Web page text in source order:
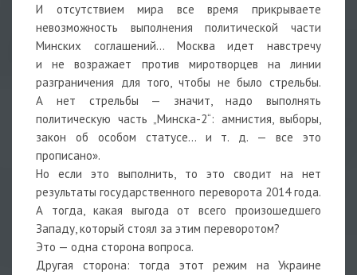
И отсутствием мира все время прикрываете
невозможность выполнения политической части
Минских соглашений… Москва идет навстречу
и не возражает против миротворцев на линии
разграничения для того, чтобы не было стрельбы.
А нет стрельбы — значит, надо выполнять
политическую часть „Минска-2“: амнистия, выборы,
закон об особом статусе… и т. д. — все это
прописано».
Но если это выполнить, то это сводит на нет
результаты государственного переворота 2014 года.
А тогда, какая выгода от всего произошедшего
Западу, который стоял за этим переворотом?
Это — одна сторона вопроса.
Другая сторона: тогда этот режим на Украине